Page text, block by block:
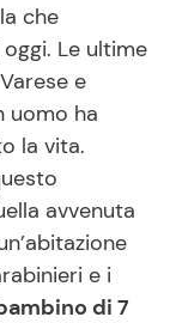
in TV
e Veloci
che
Le ultime
e
uomo ha
la vita.
avvenuta
e i
di 7